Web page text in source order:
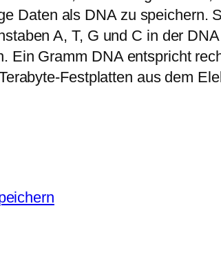
Daten als DNA zu speichern.
A, T, G und C in der
Ein Gramm DNA entspricht
Festplatten aus dem